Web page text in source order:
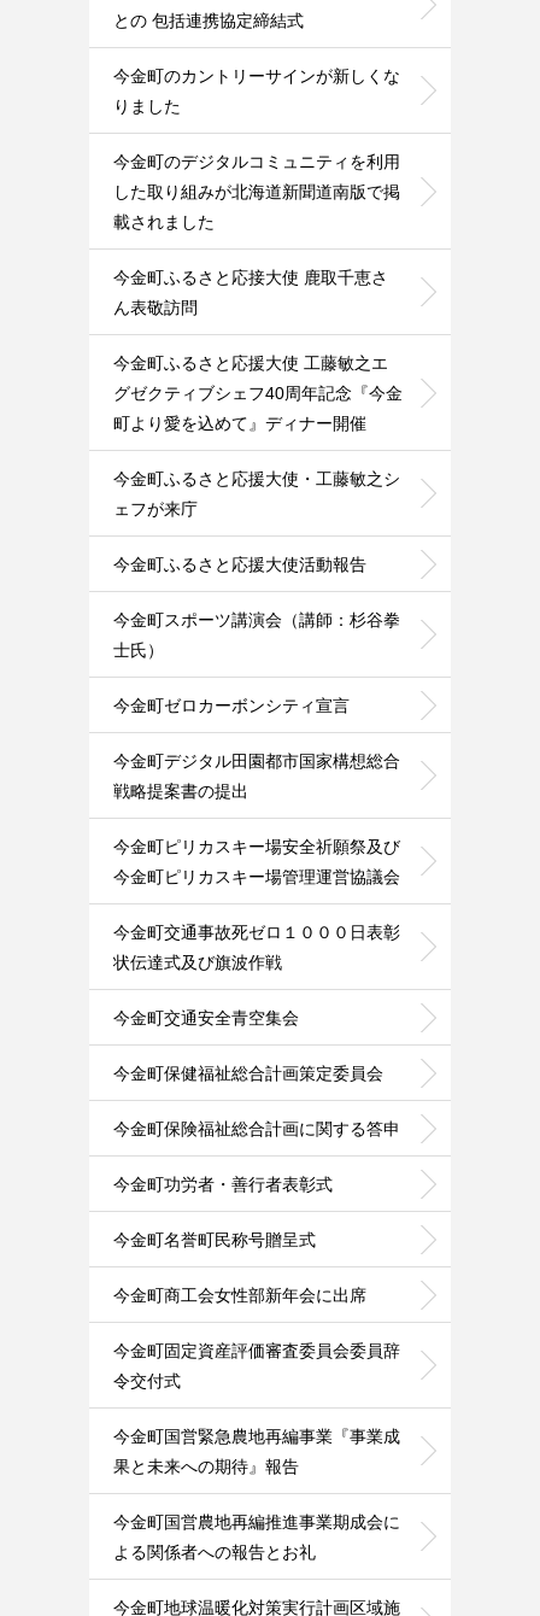
との 包括連携協定締結式
今金町のカントリーサインが新しくな
りました
今金町のデジタルコミュニティを利用
した取り組みが北海道新聞道南版で掲
載されました
今金町ふるさと応接大使 鹿取千恵さ
ん表敬訪問
今金町ふるさと応援大使 工藤敏之エ
グゼクティブシェフ40周年記念『今金
町より愛を込めて』ディナー開催
今金町ふるさと応援大使・工藤敏之シ
ェフが来庁
今金町ふるさと応援大使活動報告
今金町スポーツ講演会（講師：杉谷拳
士氏）
今金町ゼロカーボンシティ宣言
今金町デジタル田園都市国家構想総合
戦略提案書の提出
今金町ピリカスキー場安全祈願祭及び
今金町ピリカスキー場管理運営協議会
今金町交通事故死ゼロ１０００日表彰
状伝達式及び旗波作戦
今金町交通安全青空集会
今金町保健福祉総合計画策定委員会
今金町保険福祉総合計画に関する答申
今金町功労者・善行者表彰式
今金町名誉町民称号贈呈式
今金町商工会女性部新年会に出席
今金町固定資産評価審査委員会委員辞
令交付式
今金町国営緊急農地再編事業『事業成
果と未来への期待』報告
今金町国営農地再編推進事業期成会に
よる関係者への報告とお礼
今金町地球温暖化対策実行計画区域施